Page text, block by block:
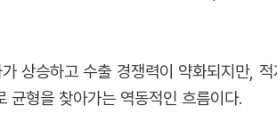
상승하고 수출 경쟁력이 약화되지만,
균형을 찾아가는 역동적인 흐름이다.